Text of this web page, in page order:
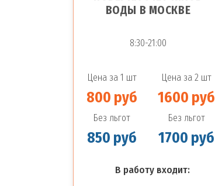
ВОДЫ В МОСКВЕ
8:30-21:00
Цена за 1 шт Цена за 2 шт
800 руб 1600 руб
Без льгот Без льгот
850 руб 1700 руб
В работу входит: